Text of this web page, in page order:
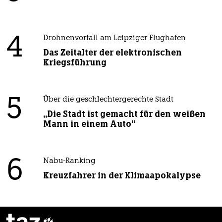
4 Drohnenvorfall am Leipziger Flughafen
Das Zeitalter der elektronischen
Kriegsführung
5 Über die geschlechtergerechte Stadt
„Die Stadt ist gemacht für den weißen
Mann in einem Auto“
6 Nabu-Ranking
Kreuzfahrer in der Klimaapokalypse